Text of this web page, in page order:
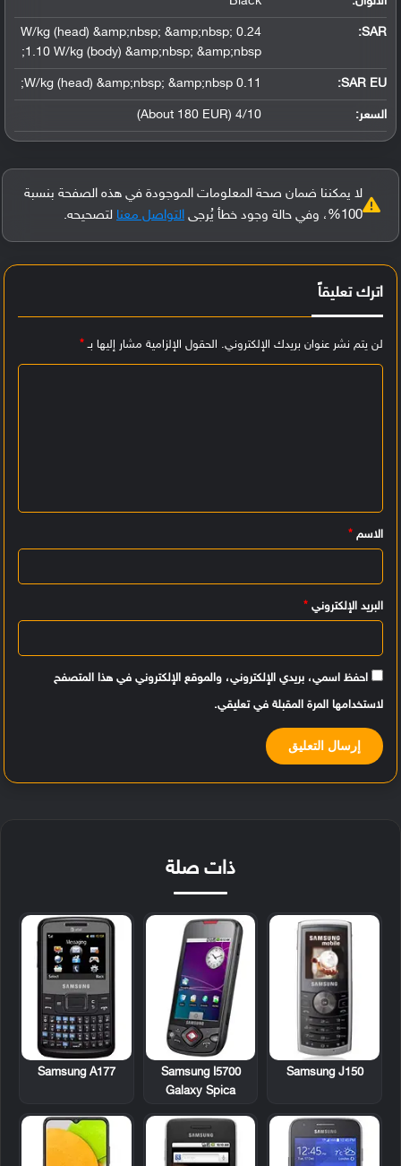
SAR
:
0.24 W/kg (head) &amp;nbsp; &amp;nbsp;
1.10 W/kg (body) &amp;nbsp; &amp;nbsp;
SAR EU:
0.11 W/kg (head) &amp;nbsp; &amp;nbsp;
السعر: 4/10 (About 180 EUR)
لا يمكننا ضمان صحة المعلومات الموجودة في هذه الصفحة بنسبة
100%، وفي حالة وجود خطأ يُرجى
التواصل معنا لتصحيحه.
اترك تعليقاً
لن يتم نشر عنوان بريدك الإلكتروني. الحقول الإلزامية مشار إليها بـ*
ي
ق
الاسم *
البريد الإلكتروني *
احفظ اسمي، بريدي الإلكتروني، والموقع الإلكتروني في هذا المتصفح
لاستخدامها المرة المقبلة في تعليقي.
ذات صلة
Samsung J150
Samsung I5700
Galaxy Spica
Samsung A177